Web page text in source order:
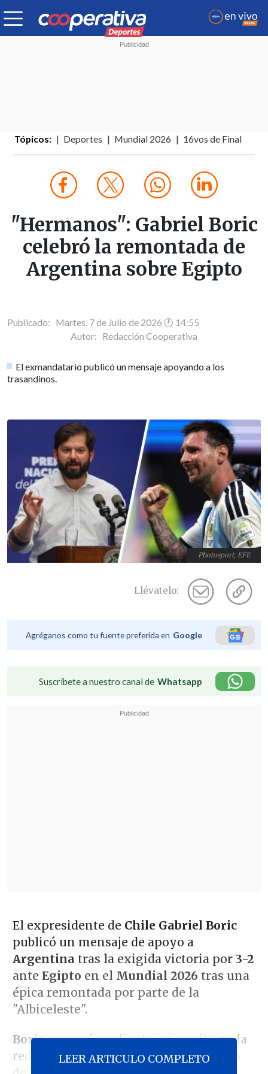
Tópicos: Deportes Mundial 2026 16vos de Final
"Hermanos": Gabriel Boric
celebró la remontada de
Argentina sobre Egipto
Publicado: Martes, 7 de Julio de 2026 🕐 14:55
Autor: Redacción Cooperativa
El exmandatario publicó un mensaje apoyando a los
trasandinos.
Photosport, EFE
Llévatelo:
Agréganos como tu fuente preferida en Google
Suscríbete a nuestro canal de Whatsapp
El expresidente de Chile Gabriel Boric
publicó un mensaje de apoyo a
Argentina tras la exigida victoria por 3-2
ante Egipto en el Mundial 2026 tras una
épica remontada por parte de la
"Albiceleste".
Boricexpresó mediante un escrito en la
red socialXsu alegría frente al triunfo
LEER ARTICULO COMPLETO